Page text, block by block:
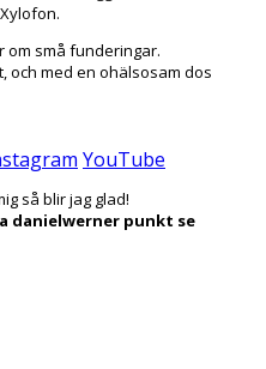
om små funderingar.
och med en ohälsosam dos
YouTube
så blir jag glad!
danielwerner punkt se